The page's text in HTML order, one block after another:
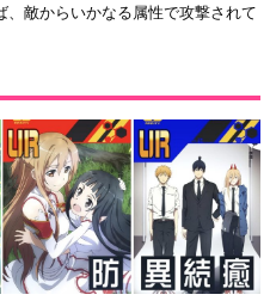
敵からいかなる属性で攻撃されて